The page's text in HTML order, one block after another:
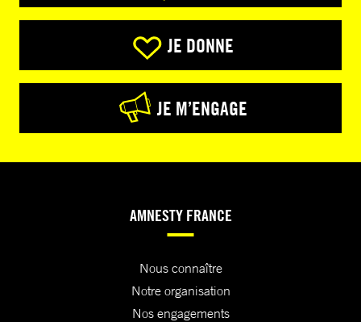
JE DONNE
JE M’ENGAGE
AMNESTY FRANCE
Nous connaître
Notre organisation
Nos engagements